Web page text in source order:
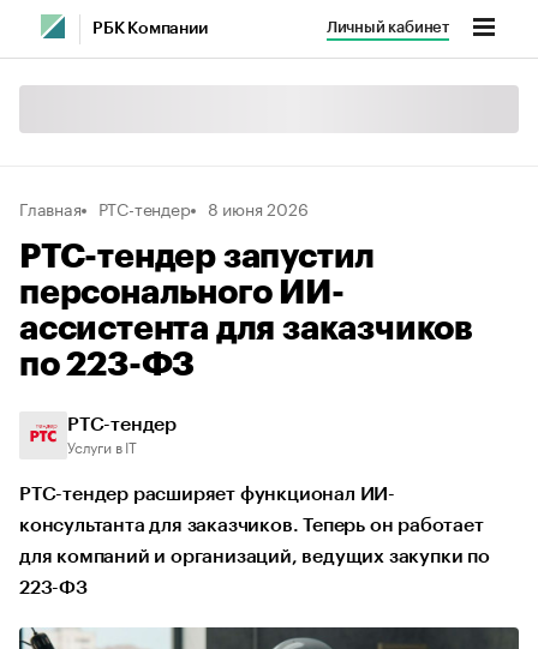
РБК Компании Личный кабинет
Главная РТС-тендер 8 июня 2026
РТС-тендер запустил
персонального ИИ-
ассистента для заказчиков
по 223-ФЗ
РТС-тендер
Услуги в IT
РТС-тендер расширяет функционал ИИ-
консультанта для заказчиков. Теперь он работает
для компаний и организаций, ведущих закупки по
223-ФЗ